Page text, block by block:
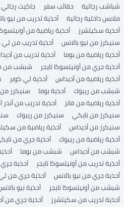
شباشب رجالية
حقائب سفر جاكيت رجالي
ملابس داخلية رجالية
أحذية تدريب من نيو
أحذية سكيتشرز
أحذية رياضية من
سنيكرز من نيو بالانس
أحذية تدريب من لي
أحذية رياضية من بوما
أحذية تدريب من
أحذية جري من أونيتسوكا تايجر
شبشب من
أحذية رياضية من أديداس
أحذية لي كوبر
شبشب من ريبوك
أحذية بوما
سنيكرز
أحذية رياضية من فانز
أحذية تدريب من أندر
سنيكرز من نايكي
سنيكرز من ريبوك
سنيكرز من أديداس
أحذية رياضية من
أحذية رياضية من ريبوك
أحذية جري من
شبشب من أديداس
شبشب من بوما
أحذية تدريب من أونيتسوكا تايجر
أحذية
أحذية جري من نيو بالانس
أحذية جري من
شبشب من أونيتسوكا تايجر
أحذية نيو
أحذية تدريب من سكيتشرز
أحذية جري من